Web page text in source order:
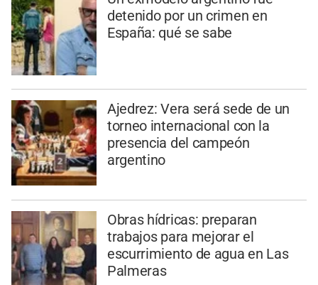
detenido por un crimen en
España: qué se sabe
Ajedrez: Vera será sede de un
torneo internacional con la
presencia del campeón
argentino
Obras hídricas: preparan
trabajos para mejorar el
escurrimiento de agua en Las
Palmeras